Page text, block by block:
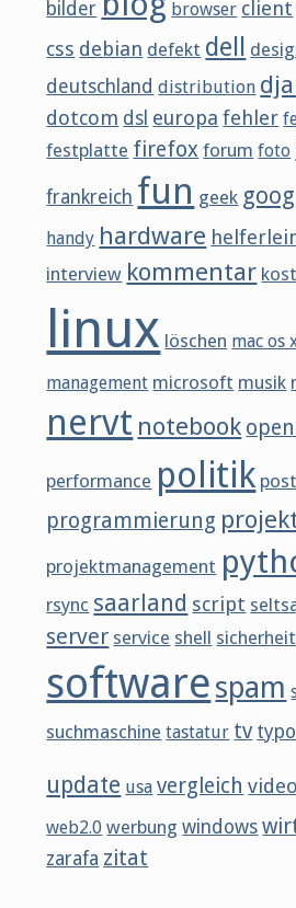
bilder browser client
css debian defekt dell
deutschland distribution
dotcom dsl europa fehler
festplatte firefox forum foto
frankreich fun geek
handy hardware
interview kommentar
linux löschen mac os
management microsoft musik
nervt notebook
performance politik
programmierung
projektmanagement
rsync saarland script
server service shell sicherheit
softwarespam
suchmaschine tastatur tv
update usa vergleich video
web2.0 werbung windows
zarafa zitat